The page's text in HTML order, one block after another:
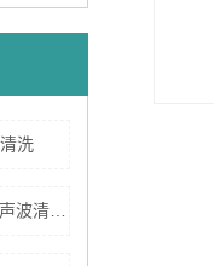
洗
电镀零件超声波清洗机